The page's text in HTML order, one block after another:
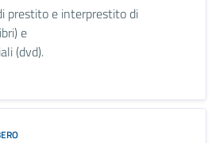
prestito e interprestito di
e
(dvd).